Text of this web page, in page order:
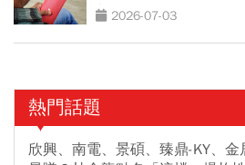
包 2026-07-03
熱門話題
欣興、南電、景碩、臻鼎-KY、